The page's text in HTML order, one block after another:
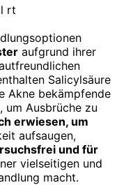
aufgrund ihrer
Salicylsäure
Akne bekämpfende
um Ausbrüche zu
erwiesen, um
aufsaugen,
und für
vielseitigen und
macht.